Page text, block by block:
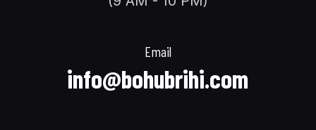
Email
info@bohubrihi.com